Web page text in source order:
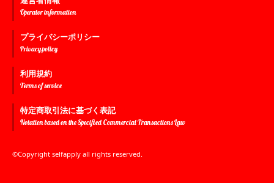
Operator information
プライバシーポリシー
Privacy policy
利用規約
Terms of service
特定商取引法に基づく表記
Notation based on the Specified Commercial Transactions Law
©Copyright selfapply all rights reserved.